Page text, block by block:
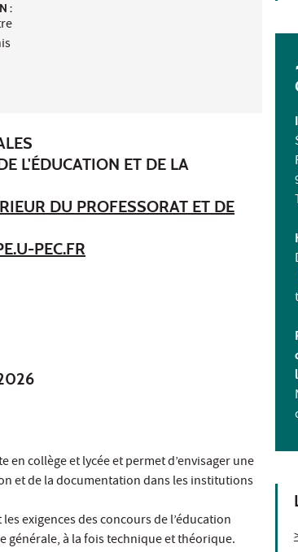
:
L'ÉDUCATION ET DE LA
DU PROFESSORAT ET DE
PEC.FR
collège et lycée et permet d’envisager une
et de la documentation dans les institutions
exigences des concours de l’éducation
à la fois technique et théorique.